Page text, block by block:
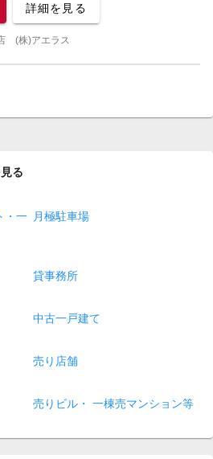
詳細を見る
(株)アエラス
る
・一
月極駐車場
貸事務所
中古一戸建て
売り店舗
売りビル・ 一棟売マンション等